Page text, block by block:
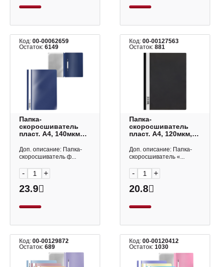
Код: 00-00062659
Остаток: 6149
Папка-
скоросшиватель
пласт. А4, 140мкм
Классика" синий
ЕК46109/50003 Erich
Доп. описание: Папка-
скоросшиватель ф...
- +
23.9
Код:00-00127563
Остаток:881
Папка-
скоросшиватель
пласт. А4, 120мкм,
СТАММ
Доп. описание: Папка-
скоросшиватель «...
- +
20.8
Код: 00-00129872
Остаток: 689
Код:00-00120412
Остаток:1030